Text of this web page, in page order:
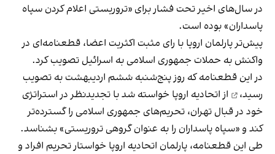
در سال‌های اخیر تحت فشار برای «تروریستی اعلام کردن سپاه
پاسداران» بوده است.
پیش‌تر پارلمان اروپا با رای مثبت اکثریت اعضا، قطعنامه‌ای در
واکنش به حملات جمهوری اسلامی به اسرائیل تصویب کرد.
در این قطعنامه که روز پنج‌شنبه ششم اردیبهشت به تصویب
رسید،
از اتحادیه اروپا خواسته شد با تجدید‌نظر در استراتژی
خود در قبال تهران، تحریم‌های جمهوری اسلامی را گسترده‌تر
کند و «سپاه پاسداران را به عنوان گروهی تروریستی» بشناسد.
طی این قطعنامه، پارلمان اتحادیه اروپا خواستار تحریم افراد و